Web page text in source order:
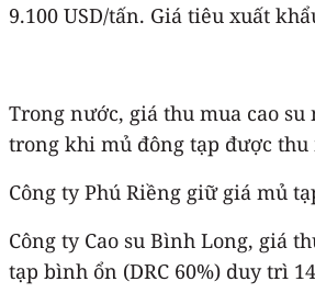
9.100 USD/tấn. Giá tiêu xuất
Trong nước, giá thu mua cao su
trong khi mủ đông tạp được thu
Công ty Phú Riềng giữ giá mủ
Công ty Cao su Bình Long, giá
tạp bình ổn (DRC 60%) duy trì